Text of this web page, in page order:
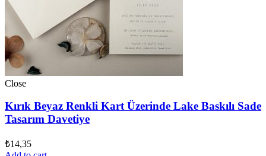
Close
Kırık Beyaz Renkli Kart Üzerinde Lake Baskılı Sade
Tasarım Davetiye
₺14,35